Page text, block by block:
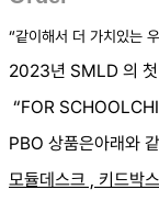
“같이해서 더 가치있는
2023년 SMLD 의
“FOR
PBO 상품은아래와
모듈데스크 , 키드박스